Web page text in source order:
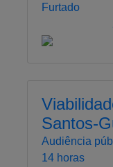
Furtado
Santos-
Audiência
14 horas